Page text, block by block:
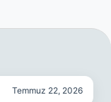
Temmuz 22, 2026